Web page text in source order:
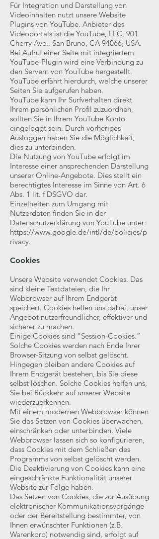
Für Integration und Darstellung von
Videoinhalten nutzt unsere Website
Plugins von YouTube. Anbieter des
Videoportals ist die YouTube, LLC, 901
Cherry Ave., San Bruno, CA 94066, USA.
Bei Aufruf einer Seite mit integriertem
YouTube-Plugin wird eine Verbindung zu
den Servern von YouTube hergestellt.
YouTube erfährt hierdurch, welche unserer
Seiten Sie aufgerufen haben.
YouTube kann Ihr Surfverhalten direkt
Ihrem persönlichen Profil zuzuordnen,
sollten Sie in Ihrem YouTube Konto
eingeloggt sein. Durch vorheriges
Ausloggen haben Sie die Möglichkeit,
dies zu unterbinden.
Die Nutzung von YouTube erfolgt im
Interesse einer ansprechenden Darstellung
unserer Online-Angebote. Dies stellt ein
berechtigtes Interesse im Sinne von Art. 6
Abs. 1 lit. f DSGVO dar.
Einzelheiten zum Umgang mit
Nutzerdaten finden Sie in der
Datenschutzerklärung von YouTube unter:
https://www.google.de/intl/de/policies/p
rivacy.
Cookies
Unsere Website verwendet Cookies. Das
sind kleine Textdateien, die Ihr
Webbrowser auf Ihrem Endgerät
speichert. Cookies helfen uns dabei, unser
Angebot nutzerfreundlicher, effektiver und
sicherer zu machen.
Einige Cookies sind “Session-Cookies.”
Solche Cookies werden nach Ende Ihrer
Browser-Sitzung von selbst gelöscht.
Hingegen bleiben andere Cookies auf
Ihrem Endgerät bestehen, bis Sie diese
selbst löschen. Solche Cookies helfen uns,
Sie bei Rückkehr auf unserer Website
wiederzuerkennen.
Mit einem modernen Webbrowser können
Sie das Setzen von Cookies überwachen,
einschränken oder unterbinden. Viele
Webbrowser lassen sich so konfigurieren,
dass Cookies mit dem Schließen des
Programms von selbst gelöscht werden.
Die Deaktivierung von Cookies kann eine
eingeschränkte Funktionalität unserer
Website zur Folge haben.
Das Setzen von Cookies, die zur Ausübung
elektronischer Kommunikationsvorgänge
oder der Bereitstellung bestimmter, von
Ihnen erwünschter Funktionen (z.B.
Warenkorb) notwendig sind, erfolgt auf